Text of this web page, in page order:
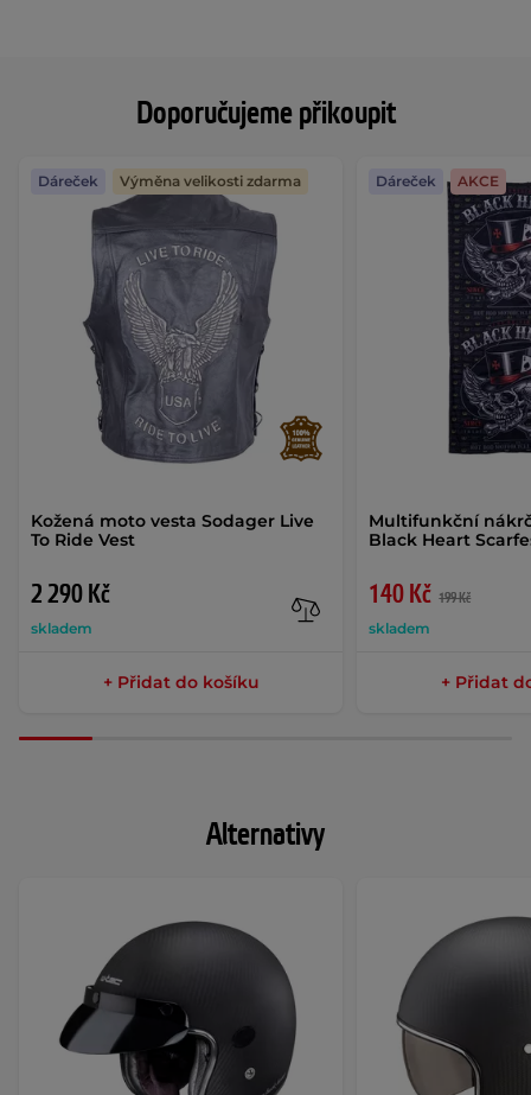
Doporučujeme přikoupit
Kožená moto vesta Sodager Live
To Ride Vest
2 290 Kč
skladem
Dáreček Výměna velikosti zdarma
+ Přidat do košíku
Multifunkční
Black Heart
140 Kč 199 Kč
skladem
Dáreček AKCE
+ Přidat
Alternativy